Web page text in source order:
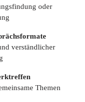
oder
verständlicher
Themen